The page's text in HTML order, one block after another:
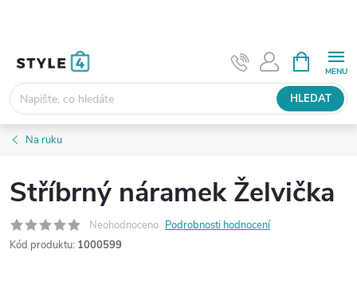
HLEDAT
NÁKUPNÍ
KOŠÍK
Na ruku
Stříbrný náramek Želvička
Neohodnoceno Podrobnosti hodnocení
Kód produktu: 1000599